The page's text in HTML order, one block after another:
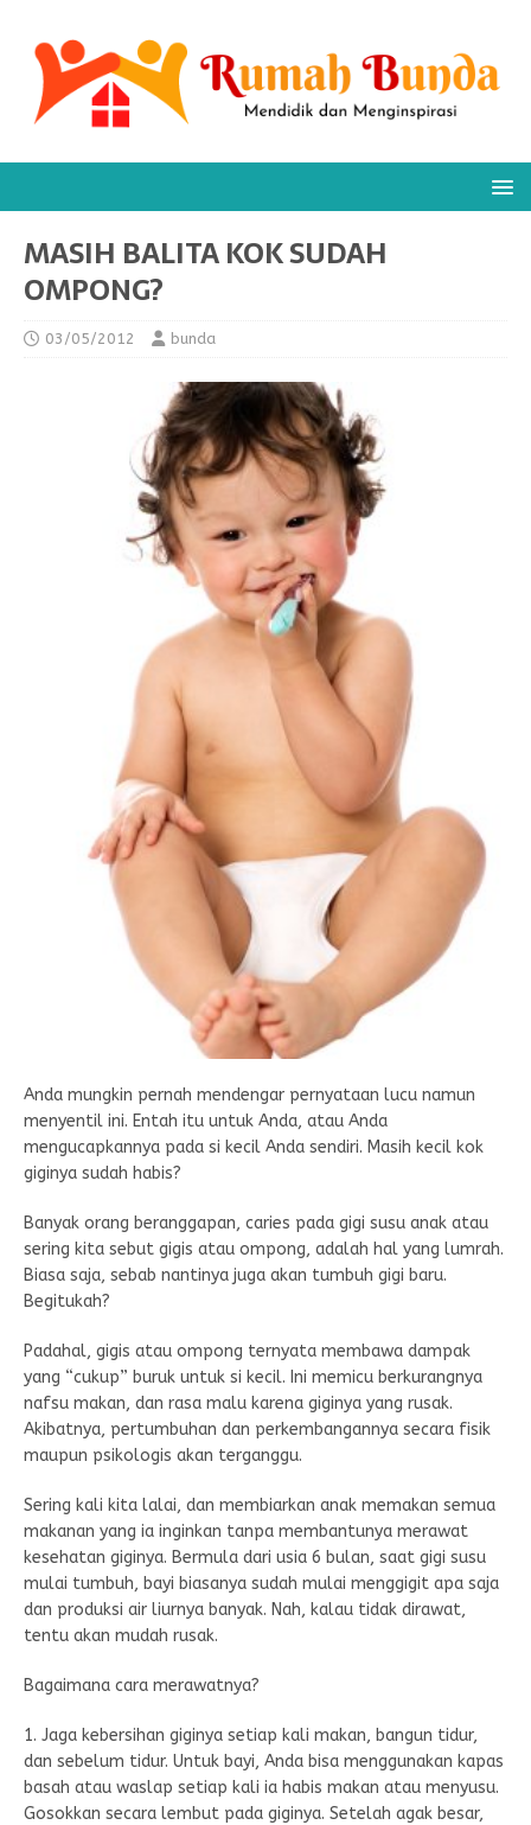
MASIH BALITA KOK SUDAH
OMPONG?
03/05/2012 bunda
Anda mungkin pernah mendengar pernyataan lucu namun
menyentil ini. Entah itu untuk Anda, atau Anda
mengucapkannya pada si kecil Anda sendiri. Masih kecil kok
giginya sudah habis?
Banyak orang beranggapan, caries pada gigi susu anak atau
sering kita sebut gigis atau ompong, adalah hal yang lumrah.
Biasa saja, sebab nantinya juga akan tumbuh gigi baru.
Begitukah?
Padahal, gigis atau ompong ternyata membawa dampak
yang “cukup” buruk untuk si kecil. Ini memicu berkurangnya
nafsu makan, dan rasa malu karena giginya yang rusak.
Akibatnya, pertumbuhan dan perkembangannya secara fisik
maupun psikologis akan terganggu.
Sering kali kita lalai, dan membiarkan anak memakan semua
makanan yang ia inginkan tanpa membantunya merawat
kesehatan giginya. Bermula dari usia 6 bulan, saat gigi susu
mulai tumbuh, bayi biasanya sudah mulai menggigit apa saja
dan produksi air liurnya banyak. Nah, kalau tidak dirawat,
tentu akan mudah rusak.
Bagaimana cara merawatnya?
1. Jaga kebersihan giginya setiap kali makan, bangun tidur,
dan sebelum tidur. Untuk bayi, Anda bisa menggunakan kapas
basah atau waslap setiap kali ia habis makan atau menyusu.
Gosokkan secara lembut pada giginya. Setelah agak besar,